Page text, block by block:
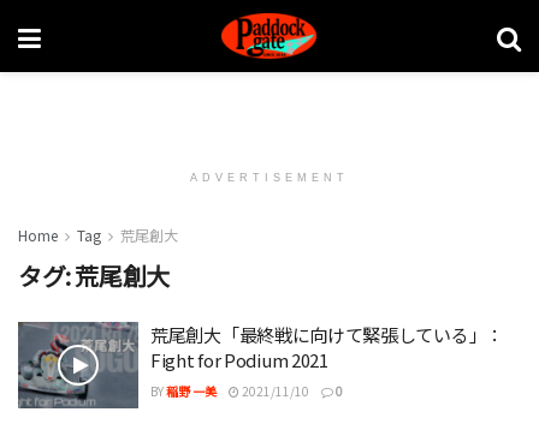
ADVERTISEMENT
Home Tag 荒尾創大
タグ:荒尾創大
荒尾創大「最終戦に向けて緊張している」：
Fight for Podium 2021
BY稲野 一美 2021/11/10 0